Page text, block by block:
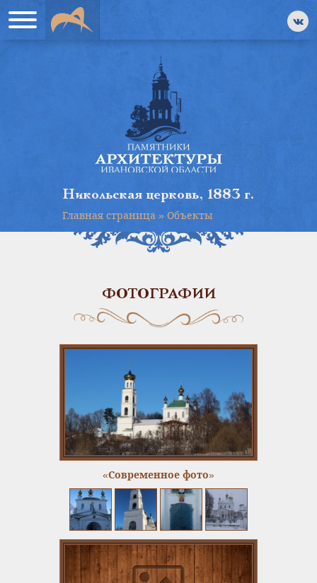
Никольская церковь, 1883 г.
Главная страница » Объекты
ФОТОГРАФИИ
«Современное фото»